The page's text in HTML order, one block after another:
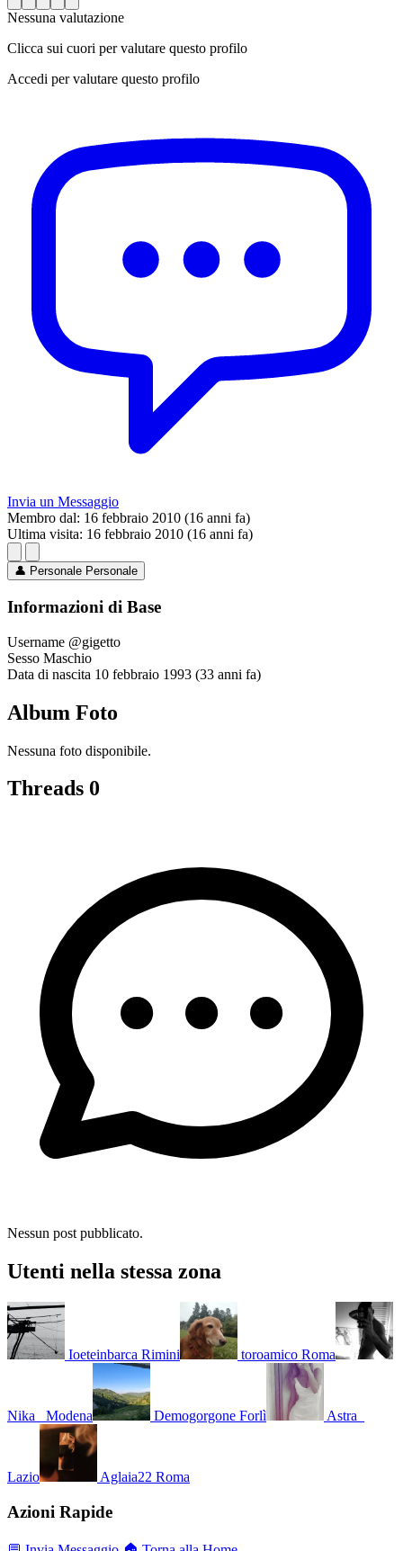
Nessuna valutazione
Clicca sui cuori per valutare questo profilo
Accedi per valutare questo profilo
Invia un Messaggio
Membro dal: 16 febbraio 2010 (16 anni fa)
Ultima visita: 16 febbraio 2010 (16 anni fa)
👤 Personale Personale
Informazioni di Base
Username @gigetto
Sesso Maschio
Data di nascita 10 febbraio 1993 (33 anni fa)
Album Foto
Nessuna foto disponibile.
Threads 0
Nessun post pubblicato.
Utenti nella stessa zona
Ioeteinbarca Rimini toroamico Roma
Nika_ Modena Demogorgone Forlì Astra_
Lazio Aglaia22 Roma
Azioni Rapide